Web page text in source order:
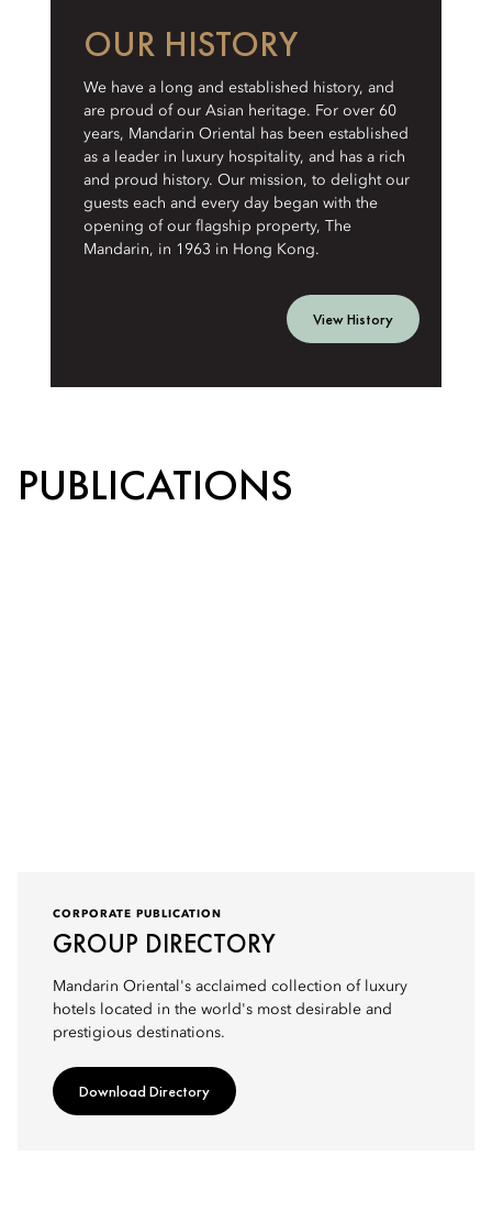
OUR HISTORY
We have a long and established history, and
are proud of our Asian heritage. For over 60
years, Mandarin Oriental has been established
as a leader in luxury hospitality, and has a rich
and proud history. Our mission, to delight our
guests each and every day began with the
opening of our flagship property, The
Mandarin, in 1963 in Hong Kong.
View History
PUBLICATIONS
CORPORATE PUBLICATION
GROUP DIRECTORY
Mandarin Oriental's acclaimed collection of luxury
hotels located in the world's most desirable and
prestigious destinations.
Download Directory